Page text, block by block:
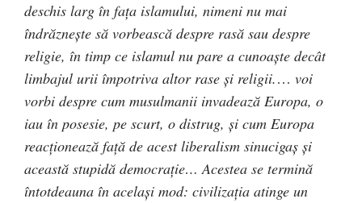
deschis larg în faţa islamului, nimeni nu mai
îndrăzneşte să vorbească despre rasă sau despre
religie, în timp ce islamul nu pare a cunoaşte decât
limbajul urii împotriva altor rase şi religii.… voi
vorbi despre cum musulmanii invadează Europa, o
iau în posesie, pe scurt, o distrug, şi cum Europa
reacţionează faţă de acest liberalism sinucigaş şi
această stupidă democraţie… Acestea se termină
întotdeauna în acelaşi mod: civilizaţia atinge un